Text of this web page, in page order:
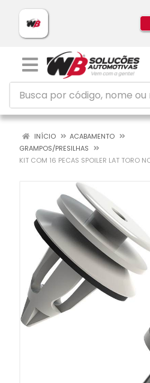
INÍCIO
ACABAMENTO
GRAMPOS/PRESILHAS
KIT COM 16 PECAS SPOILER LAT TORO